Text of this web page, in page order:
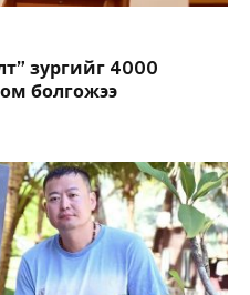
зургийг 4000
болгожээ